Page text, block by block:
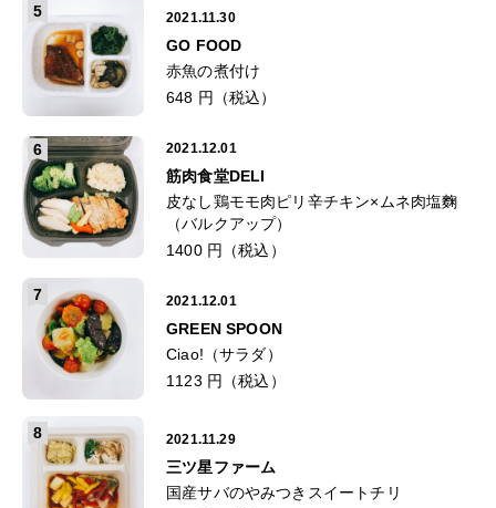
5 2021.11.30
GO FOOD
赤魚の煮付け
648 円（税込）
6 2021.12.01
筋肉食堂DELI
皮なし鶏モモ肉ピリ辛チキン×ムネ肉塩麴
（バルクアップ）
1400 円（税込）
7 2021.12.01
GREEN SPOON
Ciao!（サラダ）
1123 円（税込）
8 2021.11.29
三ツ星ファーム
国産サバのやみつきスイートチリ